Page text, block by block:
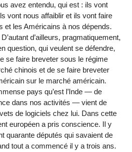
avez entendu, qui est : ils vont
vont nous affaiblir et ils vont faire
et les Américains à nos dépends.
d’ailleurs, pragmatiquement,
question, qui veulent se défendre,
se faire breveter sous le régime
chinois et de se faire breveter
sur le marché américain.
pays qu’est l’Inde — de
dans nos activités — vient de
de logiciels chez lui. Dans cette
européen a pris conscience. Il y
quarante députés qui savaient de
tout a commencé il y a trois ans.